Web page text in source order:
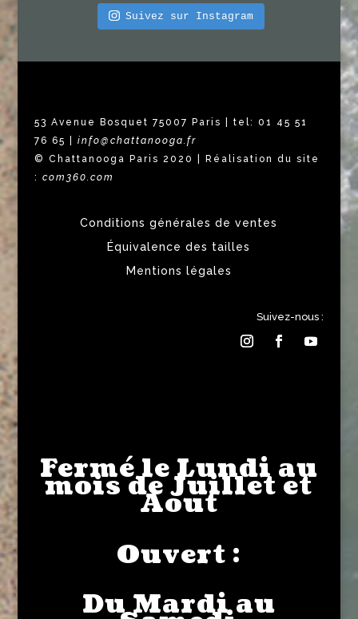
Suivez sur Instagram
53 Avenue Bosquet 75007 Paris | tel: 01 45 51
76 65 | info@chattanooga.fr
© Chattanooga Paris 2020 | Réalisation du site
: com360.com
Conditions générales de ventes
Équivalence des tailles
Mentions légales
Suivez-nous :
Fermé le Lundi au
mois de Juillet et
Aout
Ouvert :
Du Mardi au